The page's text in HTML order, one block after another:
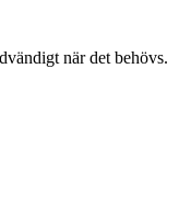
när det behövs.